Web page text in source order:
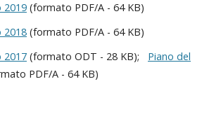
2019 (formato PDF/A - 64 KB)
2018 (formato PDF/A - 64 KB)
2017 (formato ODT - 28 KB); Piano del
PDF/A - 64 KB)